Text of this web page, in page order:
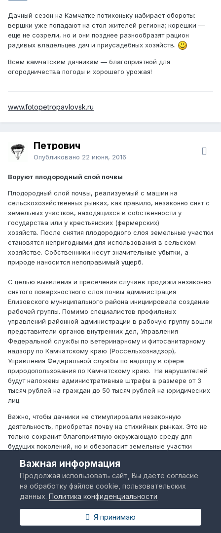
Дачный сезон на Камчатке потихоньку набирает обороты:
вершки уже попадают на стол жителей региона; корешки —
еще не созрели, но и они позднее разнообразят рацион
радивых владельцев дач и приусадебных хозяйств.
Всем камчатским дачникам — благоприятной для
огородничества погоды и хорошего урожая!
www.fotopetropavlovsk.ru
Петрович
Опубликовано 22 июня, 2016
Воруют плодородный слой почвы
Плодородный слой почвы, реализуемый с машин на
сельскохозяйственных рынках, как правило, незаконно снят с
земельных участков, находящихся в собственности у
государства или у крестьянских (фермерских)
хозяйств. После снятия плодородного слоя земельные участки
становятся непригодными для использования в сельском
хозяйстве. Собственники несут значительные убытки, а
природе наносится непоправимый ущерб.
С целью выявления и пресечения случаев продажи незаконно
снятого поверхностного слоя почвы администрация
Елизовского муниципального района инициировала создание
рабочей группы. Помимо специалистов профильных
управлений районной администрации в рабочую группу вошли
представители органов внутренних дел, Управления
Федеральной службы по ветеринарному и фитосанитарному
надзору по Камчатскому краю (Россельхознадзор),
Управления Федеральной службы по надзору в сфере
природопользования по Камчатскому краю. На нарушителей
будут наложены административные штрафы в размере от 3
тысяч рублей на граждан до 50 тысяч рублей на юридических
лиц.
Важно, чтобы дачники не стимулировали незаконную
деятельность, приобретая почву на стихийных рынках. Это не
только сохранит благоприятную окружающую среду для
будущих поколений, но и обезопасит земельные участки
карантинных вредителей, опасных заболеваний
сельскохозяйственных растений и сорняков.
www.piragis.ru
Важная информация
Продолжая использовать сайт, Вы даете согласие
на обработку файлов cookie, пользовательских
данных.Политика конфиденциальности
Я принимаю